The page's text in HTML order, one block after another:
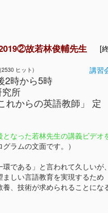
[
故若林俊輔先生
講習
ヒット)
2時から5時
所
れからの英語教師」 定
なった若林先生の講義ビデオ
グラムの文面です。）
環である」と言われて久しいが
しい言語教育を実現するため
、技術が求められることにな